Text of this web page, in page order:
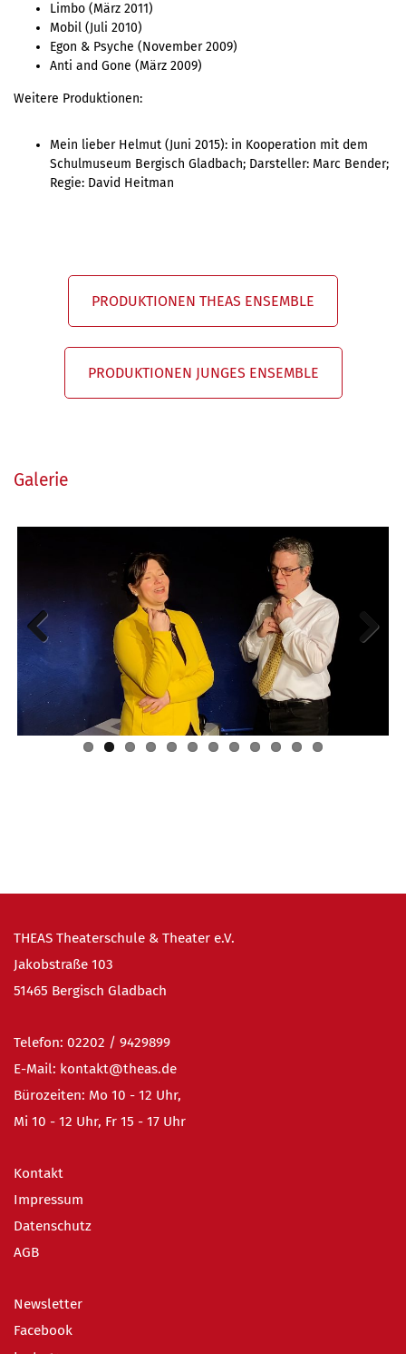
Limbo (März 2011)
Mobil (Juli 2010)
Egon & Psyche (November 2009)
Anti and Gone (März 2009)
Weitere Produktionen:
Mein lieber Helmut (Juni 2015): in Kooperation mit dem
Schulmuseum Bergisch Gladbach; Darsteller: Marc Bender;
Regie: David Heitman
PRODUKTIONEN THEAS ENSEMBLE
PRODUKTIONEN JUNGES ENSEMBLE
Galerie
Previous
THEAS Theaterschule & Theater e.V.
Jakobstraße 103
51465 Bergisch Gladbach
Telefon: 02202 / 9429899
E-Mail: kontakt@theas.de
Bürozeiten: Mo 10 - 12 Uhr,
Mi 10 - 12 Uhr, Fr 15 - 17 Uhr
Kontakt
Impressum
Datenschutz
AGB
Newsletter
Facebook